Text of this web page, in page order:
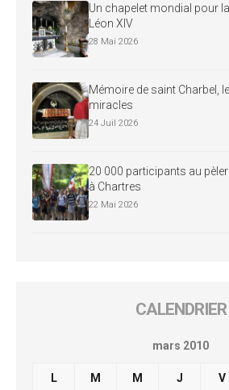
Un chapelet mondial pour
Léon XIV
28 Mai 2026
Mémoire de saint Charbel,
miracles
24 Juil 2026
20 000 participants au
à Chartres
22 Mai 2026
CALENDRIER
mars 2010
L M M J V